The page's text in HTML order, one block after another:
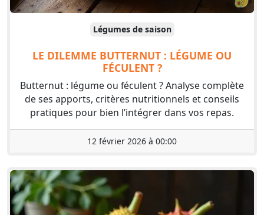
Légumes de saison
LE DILEMME BUTTERNUT : LÉGUME OU
FÉCULENT ?
Butternut : légume ou féculent ? Analyse complète
de ses apports, critères nutritionnels et conseils
pratiques pour bien l’intégrer dans vos repas.
12 février 2026 à 00:00